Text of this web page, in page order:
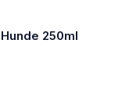
250ml